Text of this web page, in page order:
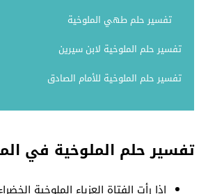
تفسير حلم طهي الملوخية
تفسير حلم الملوخية لابن سيرين
تفسير حلم الملوخية للأمام الصادق
تفسير حلم الملوخية في
إذا رأت الفتاة العزباء الملوخية